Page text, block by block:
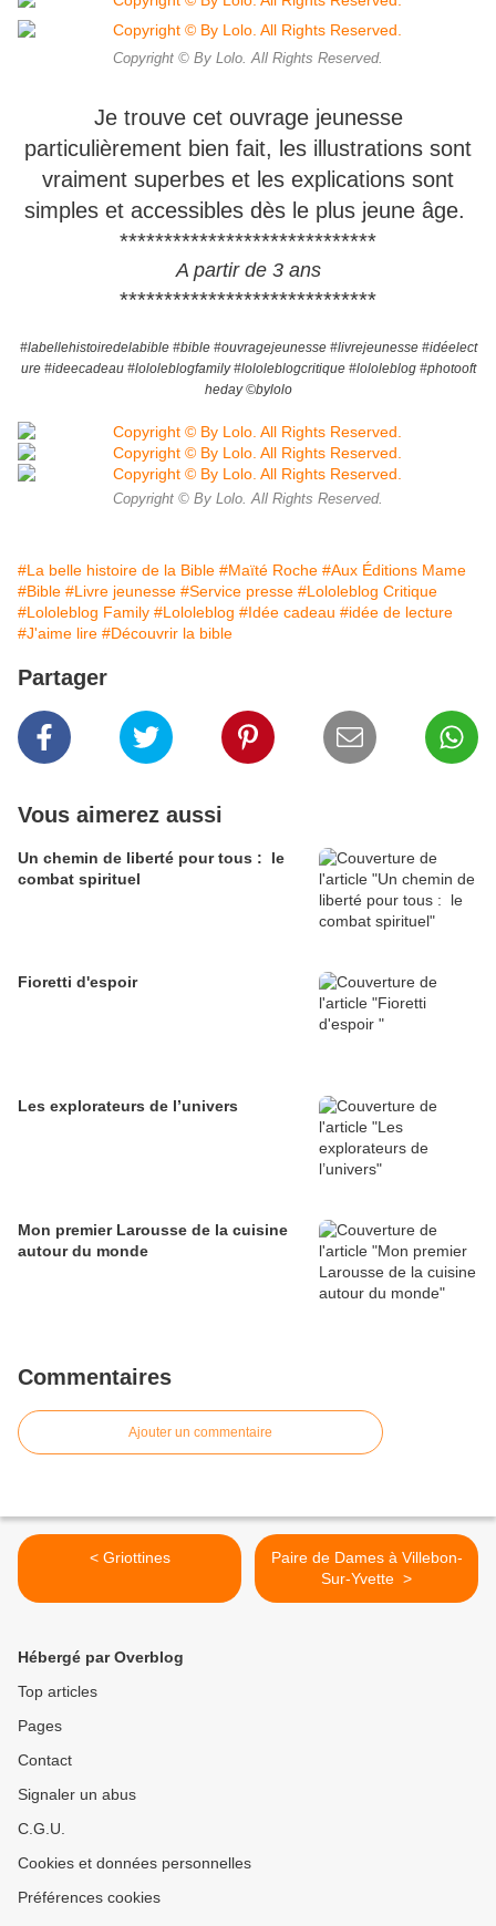
Copyright © By Lolo. All Rights Reserved.
Je trouve cet ouvrage jeunesse
particulièrement bien fait, les illustrations sont
vraiment superbes et les explications sont
simples et accessibles dès le plus jeune âge.
*****************************
A partir de 3 ans
*****************************
#labellehistoiredelabible #bible #ouvragejeunesse #livrejeunesse #idéelect
ure #ideecadeau #lololeblogfamily #lololeblogcritique #lololeblog #photooft
heday©️bylolo
Copyright © By Lolo. All Rights Reserved.
#La belle histoire de la Bible #Maïté Roche #Aux Éditions Mame
#Bible #Livre jeunesse #Service presse #Lololeblog Critique
#Lololeblog Family #Lololeblog #Idée cadeau #idée de lecture
#J'aime lire #Découvrir la bible
Partager
Vous aimerez aussi
Un chemin de liberté pour tous : le
combat spirituel
Fioretti d'espoir
Les explorateurs de l’univers
Mon premier Larousse de la cuisine
autour du monde
Commentaires
Ajouter un commentaire
< Griottines
Paire de Dames à Villebon-
Sur-Yvette >
Hébergé par Overblog
Top articles
Pages
Contact
Signaler un abus
C.G.U.
Cookies et données personnelles
Préférences cookies